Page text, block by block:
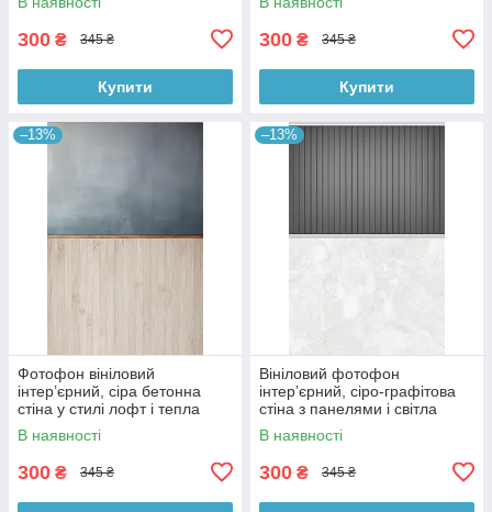
300 ₴ 345 ₴
Купити
см, №57397
300 ₴ 345 ₴
Купити
–13%
Фотофон вініловий
інтер’єрний, сіра бетонна
стіна у стилі лофт і тепла
дерев’яна підлога 60×90 см,
№57097
В наявності
300 ₴ 345 ₴
–13%
Вініловий фотофон
інтер’єрний, сіро-графітова
стіна з панелями і світла
мармурова підлога 60×90 см,
№57101
В наявності
300 ₴ 345 ₴